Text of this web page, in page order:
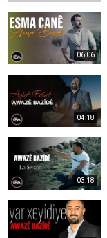
06:06
04:18
03:18